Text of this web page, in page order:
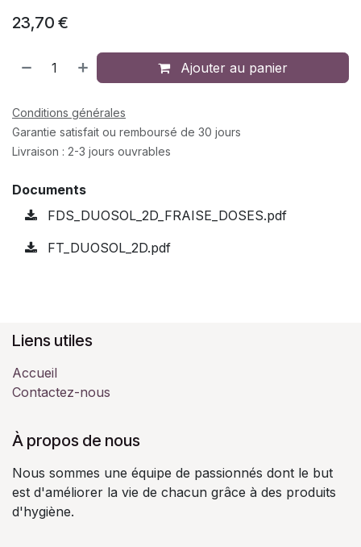
23,70 €
Ajouter au panier
Conditions générales
Garantie satisfait ou remboursé de 30 jours
Livraison : 2-3 jours ouvrables
Documents
FDS_DUOSOL_2D_FRAISE_DOSES.pdf
FT_DUOSOL_2D.pdf
Liens utiles
Accueil
Contactez-nous
À propos de nous
Nous sommes une équipe de passionnés dont le but
est d'améliorer la vie de chacun grâce à des produits
d'hygiène.